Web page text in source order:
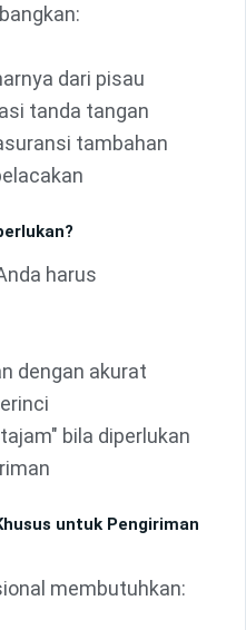
dari pisau
tanda tangan
tambahan
harus
dengan akurat
bila diperlukan
untuk Pengiriman
membutuhkan: